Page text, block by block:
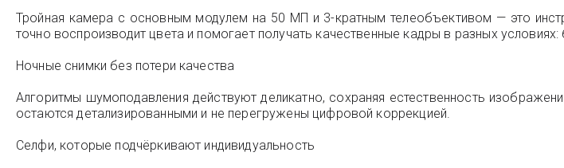
Тройная камера с основным модулем на 50 МП и 3-кратным телеобъективом — это
точно воспроизводит цвета и помогает получать качественные кадры в разных
Ночные снимки без потери качества
Алгоритмы шумоподавления действуют деликатно, сохраняя естественность
остаются детализированными и не перегружены цифровой коррекцией.
Селфи, которые подчёркивают индивидуальность